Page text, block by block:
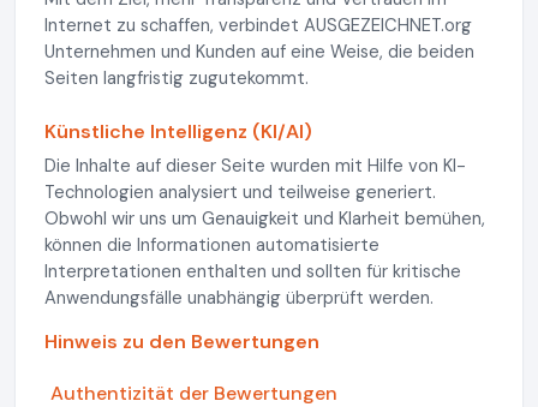
Internet zu schaffen, verbindet AUSGEZEICHNET.org
Unternehmen und Kunden auf eine Weise, die beiden
Seiten langfristig zugutekommt.
Künstliche Intelligenz (KI/AI)
Die Inhalte auf dieser Seite wurden mit Hilfe von KI-
Technologien analysiert und teilweise generiert.
Obwohl wir uns um Genauigkeit und Klarheit bemühen,
können die Informationen automatisierte
Interpretationen enthalten und sollten für kritische
Anwendungsfälle unabhängig überprüft werden.
Hinweis zu den Bewertungen
Authentizität der Bewertungen